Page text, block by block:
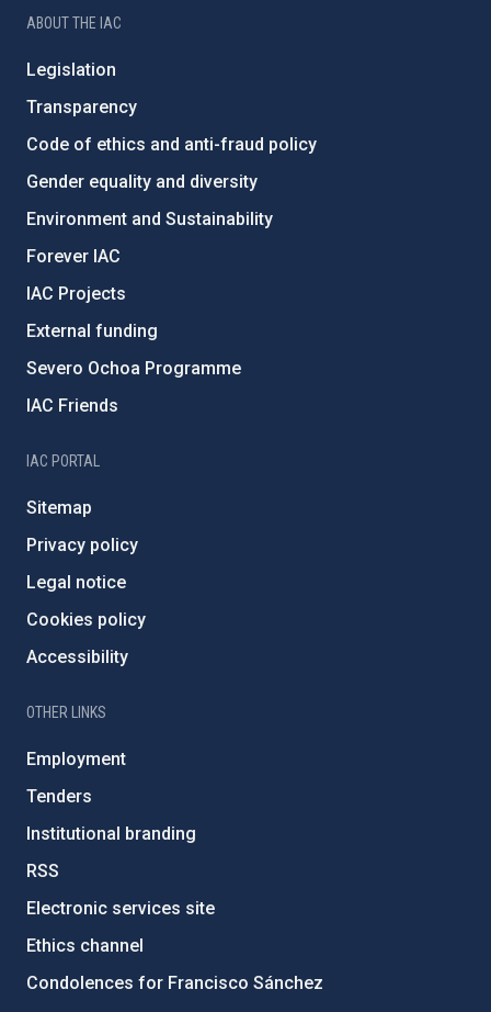
ABOUT THE IAC
Legislation
Transparency
Code of ethics and anti-fraud policy
Gender equality and diversity
Environment and Sustainability
Forever IAC
IAC Projects
External funding
Severo Ochoa Programme
IAC Friends
IAC PORTAL
Sitemap
Privacy policy
Legal notice
Cookies policy
Accessibility
OTHER LINKS
Employment
Tenders
Institutional branding
RSS
Electronic services site
Ethics channel
Condolences for Francisco Sánchez